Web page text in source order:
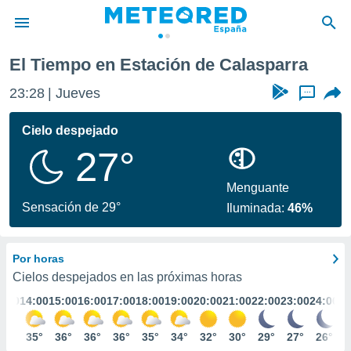
de
por
se
calidad.
a este
las
y
forma
digital
basada
El Tiempo en Estación de Calasparra
23:28 Jueves ...
Cielo despejado
27°
Sensación de 29°
Menguante
Iluminada:46%
Por horas
Cielos despejados en las próximas horas
14:00
35°
15:00
36°
16:00
36°
17:00
36°
18:00
35°
19:00
34°
20:00
32°
21:00
30°
22:00
29°
23:00
27°
24:00
26°